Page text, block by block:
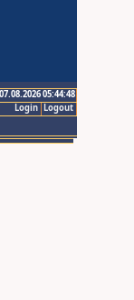
05:44:48
Logout
Login